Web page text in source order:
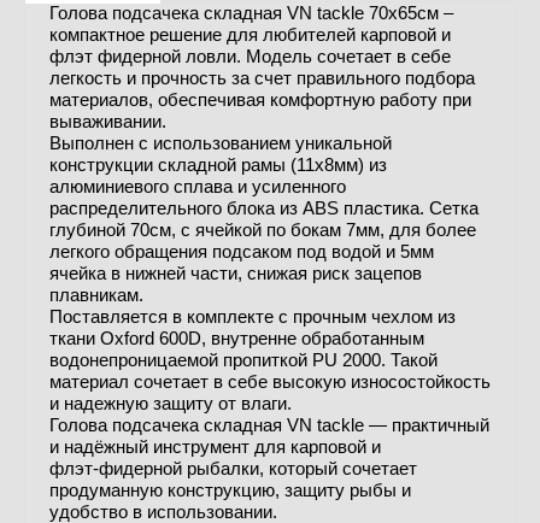
Голова подсачека складная VN tackle 70x65см –
компактное решение для любителей карповой и
флэт фидерной ловли. Модель сочетает в себе
легкость и прочность за счет правильного подбора
материалов, обеспечивая комфортную работу при
вываживании.
Выполнен с использованием уникальной
конструкции складной рамы (11x8мм) из
алюминиевого сплава и усиленного
распределительного блока из ABS пластика. Сетка
глубиной 70см, с ячейкой по бокам 7мм, для более
легкого обращения подсаком под водой и 5мм
ячейка в нижней части, снижая риск зацепов
плавникам.
Поставляется в комплекте с прочным чехлом из
ткани Oxford 600D, внутренне обработанным
водонепроницаемой пропиткой PU 2000. Такой
материал сочетает в себе высокую износостойкость
и надежную защиту от влаги.
Голова подсачека складная VN tackle — практичный
и надёжный инструмент для карповой и
флэт‑фидерной рыбалки, который сочетает
продуманную конструкцию, защиту рыбы и
удобство в использовании.